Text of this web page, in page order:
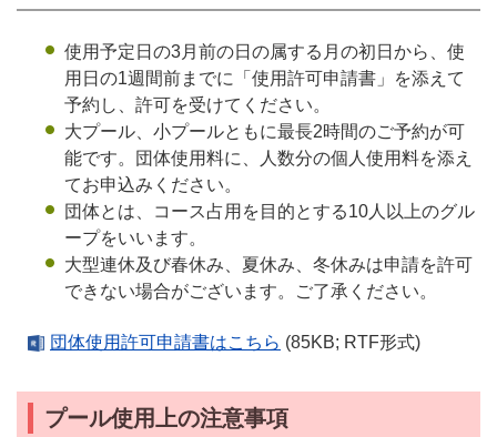
使用予定日の3月前の日の属する月の初日から、使
用日の1週間前までに「使用許可申請書」を添えて
予約し、許可を受けてください。
大プール、小プールともに最長2時間のご予約が可
能です。団体使用料に、人数分の個人使用料を添え
てお申込みください。
団体とは、コース占用を目的とする10人以上のグル
ープをいいます。
大型連休及び春休み、夏休み、冬休みは申請を許可
できない場合がございます。ご了承ください。
団体使用許可申請書はこちら (85KB; RTF形式)
プール使用上の注意事項